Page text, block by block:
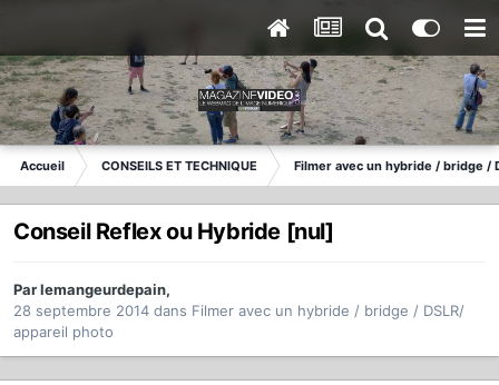
Accueil CONSEILS ET TECHNIQUE Filmer avec un hybride / bridge /
Conseil Reflex ou Hybride [nul]
Parlemangeurdepain,
28 septembre 2014 dans Filmer avec un hybride / bridge / DSLR/
appareil photo